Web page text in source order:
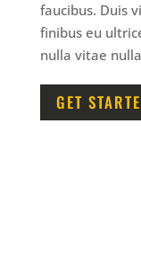
faucibus. Duis
finibus eu
nulla vitae
GET